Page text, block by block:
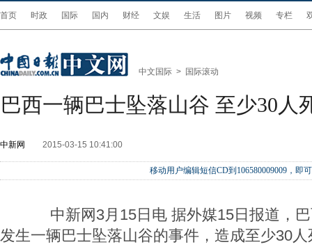
首页 时政 国际 国内 财经 文娱 生活 图片 视频 专栏
中文国际 > 国际滚动
巴西一辆巴士坠落山谷 至少30人
中新网 2015-03-15 10:41:00
移动用户编辑短信CD到106580009009，即
中新网3月15日电 据外媒15日报道，巴
发生一辆巴士坠落山谷的事件，造成至少30人